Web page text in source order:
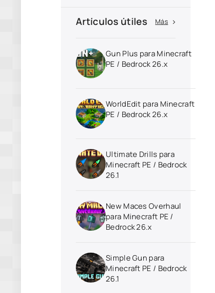
Artículos útiles Más
Gun Plus para Minecraft
PE / Bedrock 26.x
WorldEdit para Minecraft
PE / Bedrock 26.x
Ultimate Drills para
Minecraft PE / Bedrock
26.1
New Maces Overhaul
para Minecraft PE /
Bedrock 26.x
Simple Gun para
Minecraft PE / Bedrock
26.1